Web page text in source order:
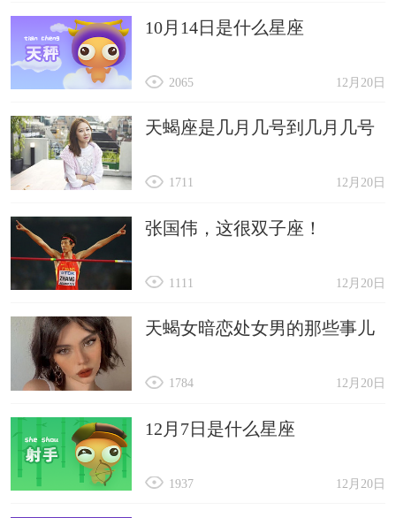
10月14日是什么星座
12月20日
2065
天蝎座是几月几号到几月几号
12月20日
1711
张国伟，这很双子座！
12月20日
1111
天蝎女暗恋处女男的那些事儿
12月20日
1784
12月7日是什么星座
12月20日
1937